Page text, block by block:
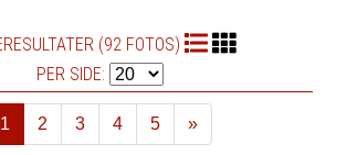
(92 FOTOS)
PER SIDE:
1 2 3 4 5
»
Næste